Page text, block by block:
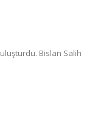
Bislan Salih